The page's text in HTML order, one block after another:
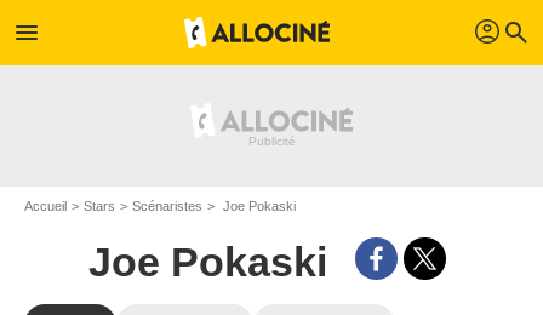
menu profil search
Accueil Stars Scénaristes Joe Pokaski
Joe Pokaski